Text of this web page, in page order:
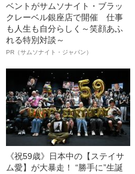
ベントがサムソナイト・ブラッ
クレーベル銀座店で開催 仕事
も人生も自分らしく～笑顔あふ
れる特別対談～
PR（サムソナイト・ジャパン）
《祝59歳》日本中の【ステイサ
ム愛】が大暴走！ “勝手に”生誕